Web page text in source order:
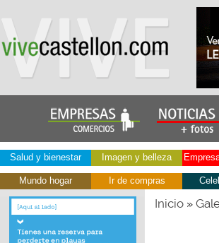
Salud y bienestar Imagen y belleza
Mundo hogar Ir de compras
Inicio»